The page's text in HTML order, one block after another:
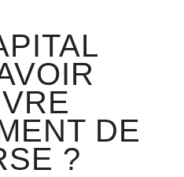
DE
?